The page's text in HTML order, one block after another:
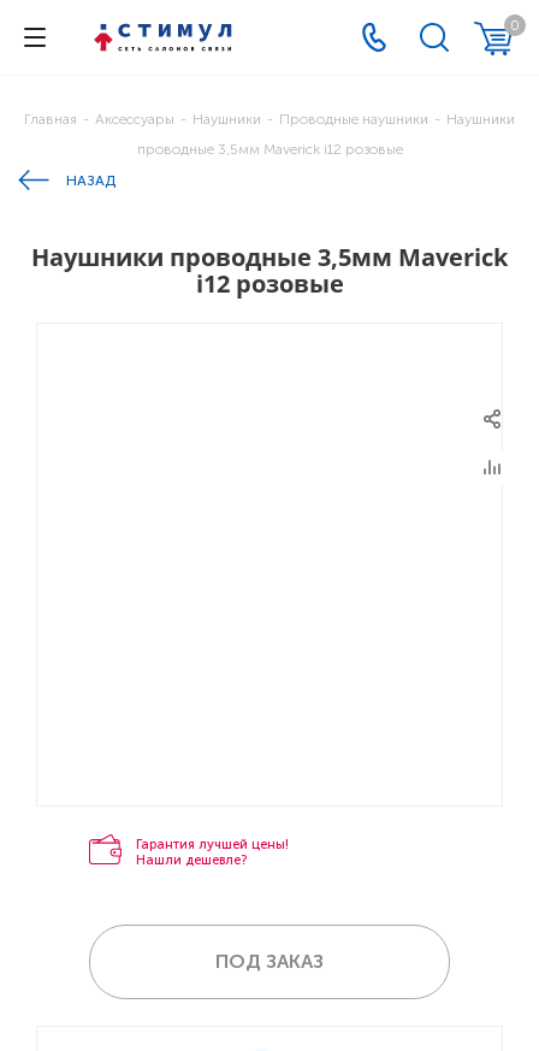
0
Главная - Аксессуары - Наушники - Проводные наушники - Наушники
проводные 3,5мм Maverick i12 розовые
НАЗАД
Наушники проводные 3,5мм Maverick
i12 розовые
Гарантия лучшей цены!
Нашли дешевле?
ПОД ЗАКАЗ